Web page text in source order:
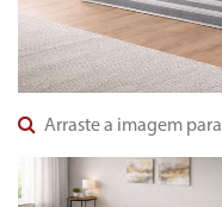
Arraste a imagem